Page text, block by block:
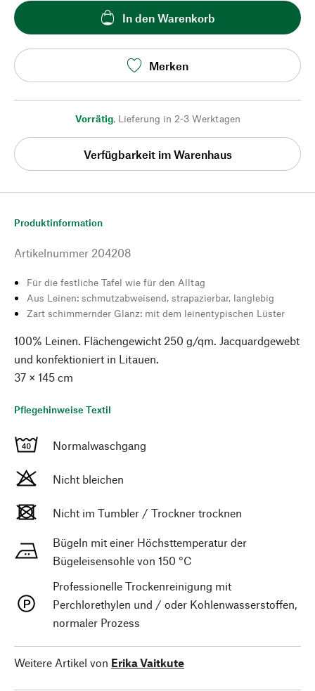
In den Warenkorb
Merken
Vorrätig, Lieferung in 2-3 Werktagen
Verfügbarkeit im Warenhaus
Produktinformation
Artikelnummer 204208
Für die festliche Tafel wie für den Alltag
Aus Leinen: schmutzabweisend, strapazierbar, langlebig
Zart schimmernder Glanz: mit dem leinentypischen Lüster
100% Leinen. Flächengewicht 250 g/qm. Jacquardgewebt
und konfektioniert in Litauen.
37 × 145 cm
Pflegehinweise Textil
Normalwaschgang
Nicht bleichen
Nicht im Tumbler / Trockner trocknen
Bügeln mit einer Höchsttemperatur der
Bügeleisensohle von 150 °C
Professionelle Trockenreinigung mit
Perchlorethylen und / oder Kohlenwasserstoffen,
normaler Prozess
Weitere Artikel von Erika Vaitkute